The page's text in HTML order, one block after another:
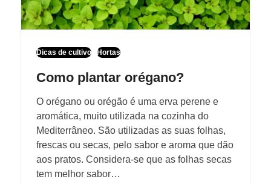
Dicas de cultivo Hortas
Como plantar orégano?
O orégano ou orégão é uma erva perene e
aromática, muito utilizada na cozinha do
Mediterrâneo. São utilizadas as suas folhas,
frescas ou secas, pelo sabor e aroma que dão
aos pratos. Considera-se que as folhas secas
tem melhor sabor…